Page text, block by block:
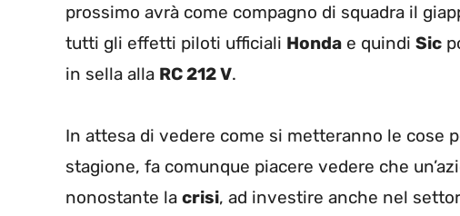
prossimo avrà come compagno di squadra il
tutti gli effetti piloti ufficiali Honda e quindi Sic
in sella alla RC 212 V.
In attesa di vedere come si metteranno le cose
stagione, fa comunque piacere vedere che
nonostante la crisi, ad investire anche nel